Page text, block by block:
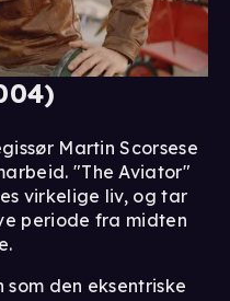
Martin Scorsese
"The Aviator"
virkelige liv, og tar
periode fra midten
den eksentriske